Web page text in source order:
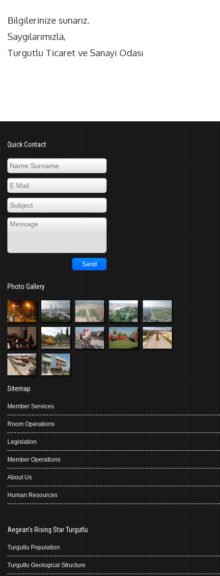
Bilgilerinize sunarız.
Saygılarımızla,
Turgutlu Ticaret ve Sanayi Odası
Quick Contact
Photo Gallery
Sitemap
Member Services
Room Operations
Legislation
Member Operations
About Us
Human Resources
Aegean's Rising Star Turgutlu
Turgutlu Population
Turgutlu Geological Structure